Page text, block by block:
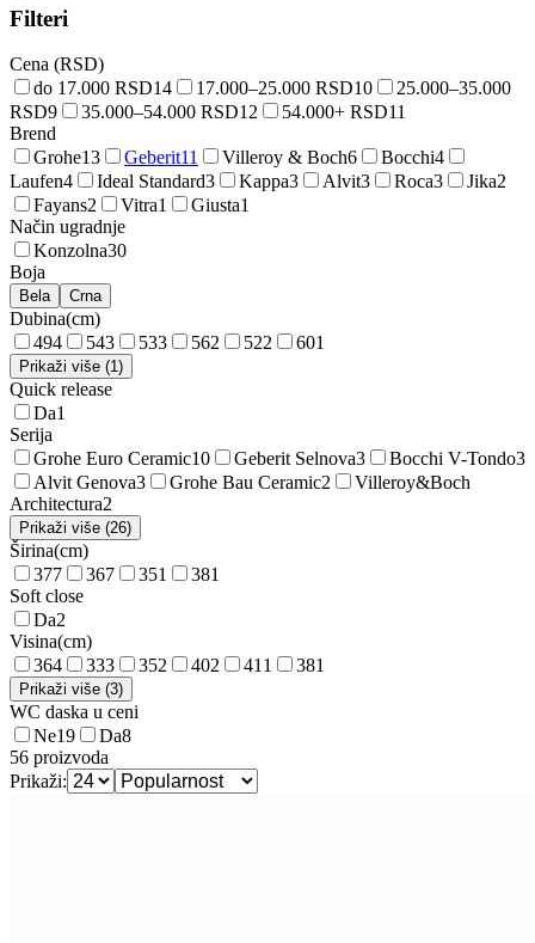
Filteri
Cena (RSD)
do 17.000 RSD14 17.000–25.000 RSD10
25.000–35.000
RSD9 35.000–54.000 RSD12 54.000+ RSD11
Brend
Grohe13 Geberit11 Villeroy & Boch6 Bocchi4
Laufen4 Ideal Standard3 Kappa3 Alvit3 Roca3 Jika2
Fayans2 Vitra1 Giusta1
Način ugradnje
Konzolna30
Boja
Bela Crna
Dubina(cm)
494 543 533 562 522 601
Prikaži više (1)
Quick release
Da1
Serija
Grohe Euro Ceramic10 Geberit Selnova3 Bocchi V-Tondo3
Alvit Genova3 Grohe Bau Ceramic2
Villeroy&Boch
Architectura2
Prikaži više (26)
Širina(cm)
377 367 351 381
Soft close
Da2
Visina(cm)
364 333 352 402 41 1 381
Prikaži više (3)
WC daska u ceni
Ne19 Da8
56 proizvoda
Prikaži: